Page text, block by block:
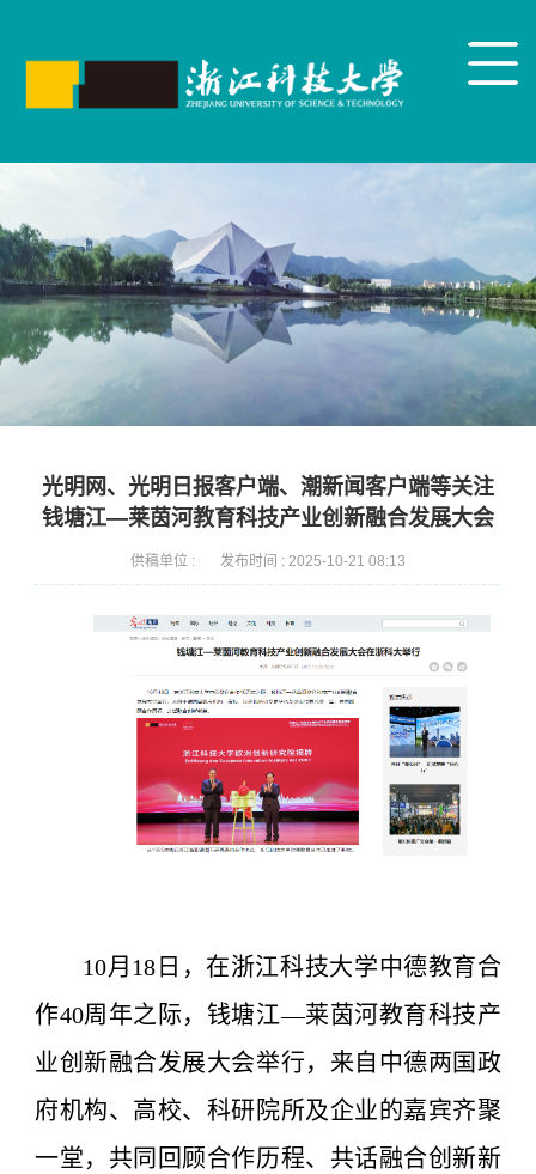
光明网、光明日报客户端、潮新闻客户端等关注
钱塘江—莱茵河教育科技产业创新融合发展大会
供稿单位 : 发布时间 : 2025-10-21 08:13
10月18日，在浙江科技大学中德教育合
作40周年之际，钱塘江—莱茵河教育科技产
业创新融合发展大会举行，来自中德两国政
府机构、高校、科研院所及企业的嘉宾齐聚
一堂，共同回顾合作历程、共话融合创新新